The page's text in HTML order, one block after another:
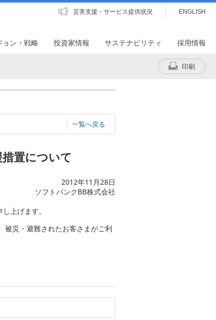
災害支援・サービス提供状況 ENGLISH
ン・戦略 投資家情報 サステナビリティ 採用情報
印刷
一覧へ戻る
置について
2012年11月28日
ソフトバンクBB株式会社
上げます。
被災・避難されたお客さまがご利